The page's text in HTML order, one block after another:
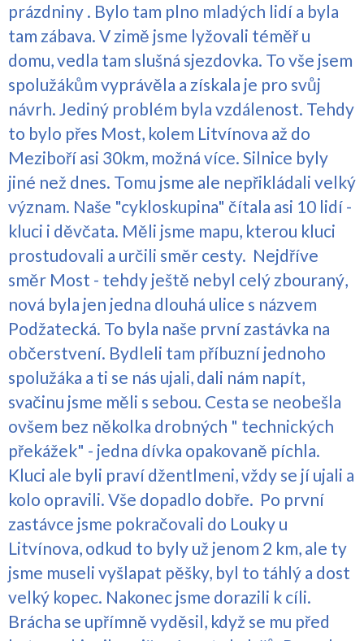
prázdniny . Bylo tam plno mladých lidí a byla
tam zábava. V zimě jsme lyžovali téměř u
domu, vedla tam slušná sjezdovka. To vše jsem
spolužákům vyprávěla a získala je pro svůj
návrh. Jediný problém byla vzdálenost. Tehdy
to bylo přes Most, kolem Litvínova až do
Meziboří asi 30km, možná více. Silnice byly
jiné než dnes. Tomu jsme ale nepřikládali velký
význam. Naše "cykloskupina" čítala asi 10 lidí -
kluci i děvčata. Měli jsme mapu, kterou kluci
prostudovali a určili směr cesty. Nejdříve
směr Most - tehdy ještě nebyl celý zbouraný,
nová byla jen jedna dlouhá ulice s názvem
Podžatecká. To byla naše první zastávka na
občerstvení. Bydleli tam příbuzní jednoho
spolužáka a ti se nás ujali, dali nám napít,
svačinu jsme měli s sebou. Cesta se neobešla
ovšem bez několka drobných " technických
překážek" - jedna dívka opakovaně píchla.
Kluci ale byli praví džentlmeni, vždy se jí ujali a
kolo opravili. Vše dopadlo dobře. Po první
zastávce jsme pokračovali do Louky u
Litvínova, odkud to byly už jenom 2 km, ale ty
jsme museli vyšlapat pěšky, byl to táhlý a dost
velký kopec. Nakonec jsme dorazili k cíli.
Brácha se upřímně vyděsil, když se mu před